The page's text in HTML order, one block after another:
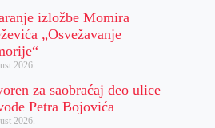
izložbe Momira
„Osvežavanje
2026.
za saobraćaj deo ulice
Petra Bojovića
2026.